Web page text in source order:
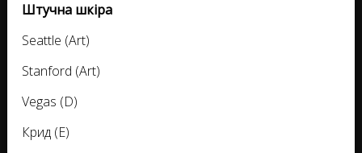
Штучна шкіра
Seattle (Art)
Stanford (Art)
Vegas (D)
Крид (E)